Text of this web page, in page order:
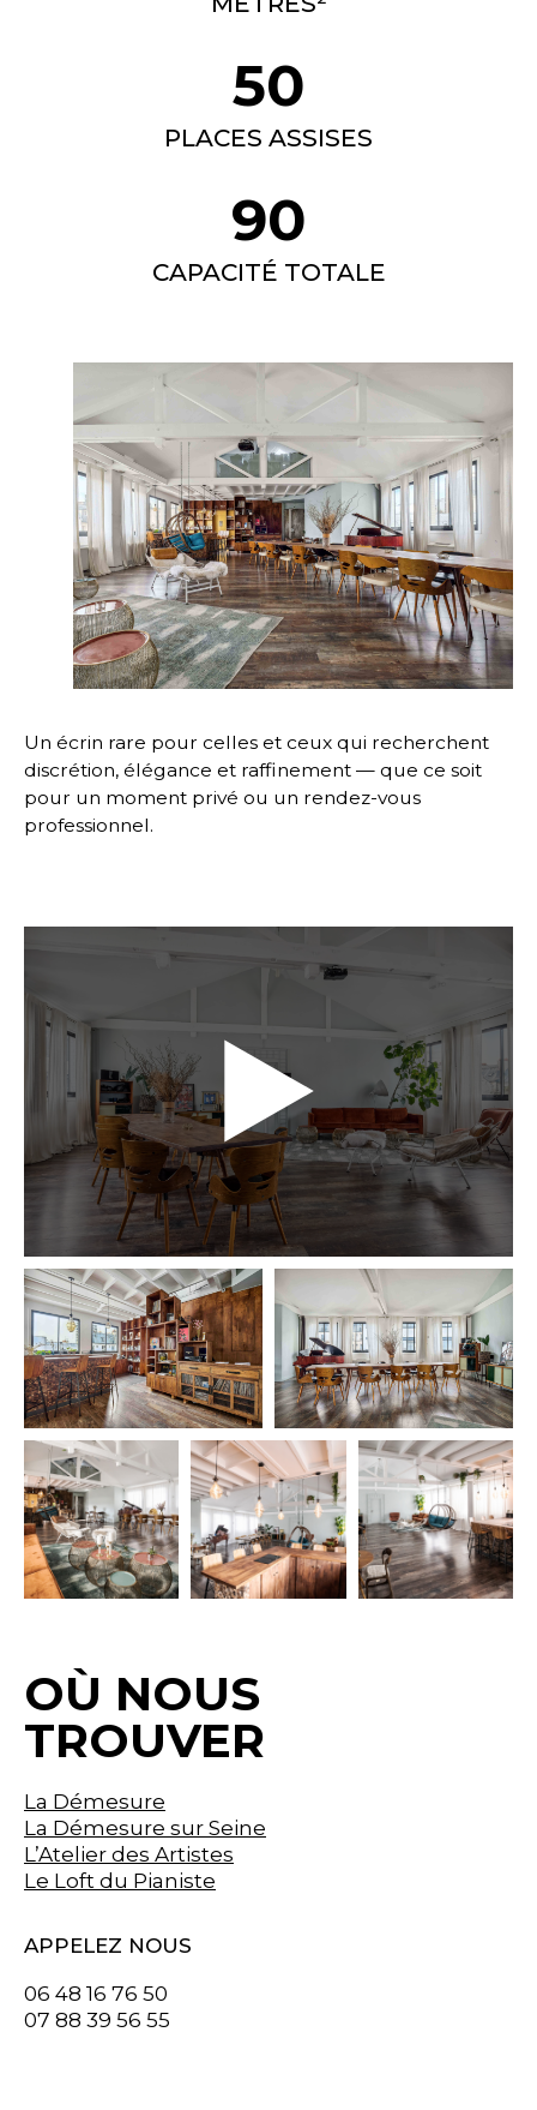
50
PLACES ASSISES
90
CAPACITÉ TOTALE
Un écrin rare pour celles et ceux qui recherchent
discrétion, élégance et raffinement — que ce soit
pour un moment privé ou un rendez-vous
professionnel.
OÙ NOUS
TROUVER
La Démesure
La Démesure sur Seine
L’Atelier des Artistes
Le Loft du Pianiste
APPELEZ NOUS
06 48 16 76 50
07 88 39 56 55